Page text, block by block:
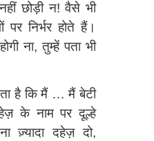
छोड़ी न! वैसे भी
पर निर्भर होते हैं।
ना, तुम्हें पता भी
है कि मैं … मैं बेटी
के नाम पर दूल्हे
ज़्यादा दहेज़ दो,